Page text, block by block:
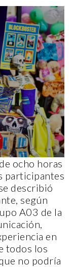
ocho horas
participantes
describió
según
A03 de la
en
todos los
no podría